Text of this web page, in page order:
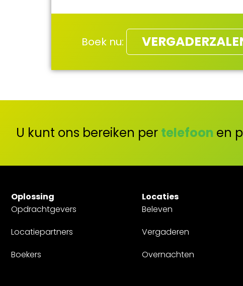
Boek nu:
U kunt ons bereiken per telefoon en
Oplossing
Opdrachtgevers
Locatiepartners
Boekers
Locaties
Beleven
Vergaderen
Overnachten